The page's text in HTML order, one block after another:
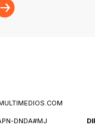
DNDA#MJ